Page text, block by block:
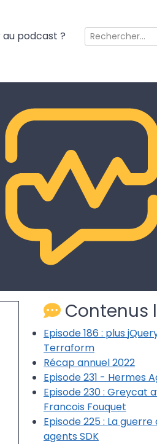
podcast ?
Contenus
Episode 186 : plus
Terraform
Récap annuel 2022
Episode 231 - Hermes
Episode 230 : Greycat
Francois Fouquet
Episode 225 : La guerre
agents SDK